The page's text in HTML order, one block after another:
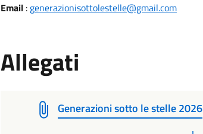
Email: generazionisottolestelle@gmail.com
Allegati
Generazioni sotto le stelle 2026